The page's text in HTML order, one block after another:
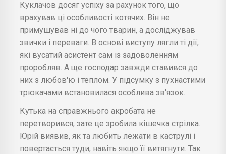
Куклачов досяг успіху за рахунок того, що
врахував ці особливості котячих. Він не
примушував ні до чого тварин, а досліджував
звички і переваги. В основі виступу лягли ті дії,
які вусатий асистент сам із задоволенням
проробляв. А ще господар завжди ставився до
них з любов'ю і теплом. У підсумку з пухнастими
трюкачами встановилася особлива зв'язок.
Кутька на справжнього акробата не
перетворився, зате це зробила кішечка стрілка.
Юрій виявив, як та любить лежати в каструлі і
повертається туди, навіть якщо її витягнути. Так